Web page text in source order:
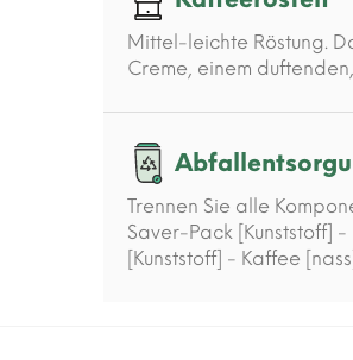
Mittel-leichte Röstung.
Creme, einem
Trennen Sie alle
Saver-Pack [Kunststoff]
[Kunststoff] - Kaffee